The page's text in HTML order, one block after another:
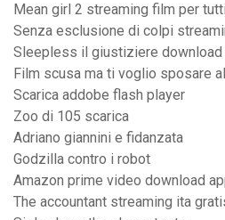
Mean girl 2 streaming film per tutti
Senza esclusione di colpi
Sleepless il giustiziere download
Film scusa ma ti voglio sposare
Scarica addobe flash player
Zoo di 105 scarica
Adriano giannini e fidanzata
Godzilla contro i robot
Amazon prime video download
The accountant streaming ita